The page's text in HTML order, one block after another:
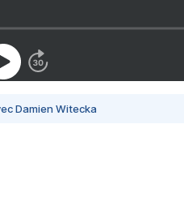
Damien Witecka